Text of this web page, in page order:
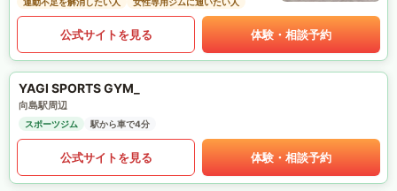
運動不足を解消したい人
女性専用ジムに通いたい人
公式サイトを見る 体験・相談予約
YAGI SPORTS GYM_
向島駅周辺
スポーツジム 駅から車で4分
公式サイトを見る 体験・相談予約